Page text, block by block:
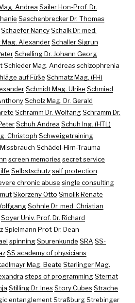
Andrea Sailer Hon-Prof. Dr.
Saschenbrecker Dr. Thomas
Schaefer NancySchalk Dr. med.
AlexanderSchaller Sigrun
Schelling Dr. Johann Georg
Schieder Mag. Andreasschizophrenia
auf Füße Schmatz Mag. (FH)
Schmidt Mag. Ulrike Schmied
Scholz Mag. Dr. Gerald
Schramm Dr. WolfangSchramm Dr.
Schuh Andrea Schuh Ing. (HTL)
Christoph Schweigetraining
Schädel-Hirn-Trauma
screen memoriessecret service
Selbstschutzself protection
chronic abuse single consulting
Skorzeny Otto Smolik Renate
Sohnle Dr. med. Christian
Soyer Univ. Prof. Dr. Richard
Spielmann Prof. Dr. Dean
spinningSpurenkunde SRA SS-
SS academy of physicians
Mag. Beate Starlinger Mag.
steps of programmingSternat
Stilling Dr. InesStory CubesStrache
entanglementStraßburgStrebinger